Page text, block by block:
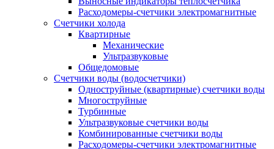
Расходомеры-счетчики электромагнитные
Счетчики холода
Квартирные
Механические
Ультразвуковые
Общедомовые
Счетчики воды (водосчетчики)
Одноструйные (квартирные) счетчики воды
Многоструйные
Турбинные
Ультразвуковые счетчики воды
Комбинированные счетчики воды
Расходомеры-счетчики электромагнитные